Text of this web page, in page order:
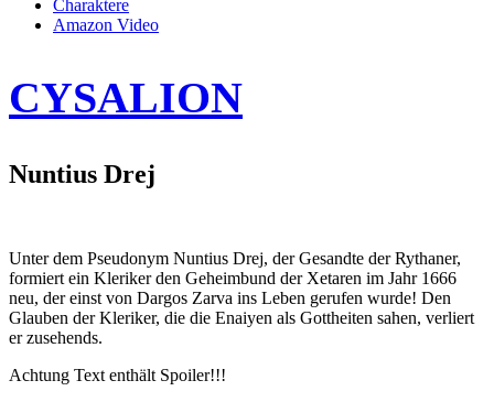
Charaktere
Amazon Video
CYSALION
Nuntius Drej
Unter dem Pseudonym Nuntius Drej, der Gesandte der Rythaner,
formiert ein Kleriker den Geheimbund der Xetaren im Jahr 1666
neu, der einst von Dargos Zarva ins Leben gerufen wurde! Den
Glauben der Kleriker, die die Enaiyen als Gottheiten sahen, verliert
er zusehends.
Achtung Text enthält Spoiler!!!